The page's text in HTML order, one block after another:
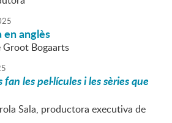
en anglès
Groot Bogaarts
fan les pel·lícules i les sèries que
Sala, productora executiva de